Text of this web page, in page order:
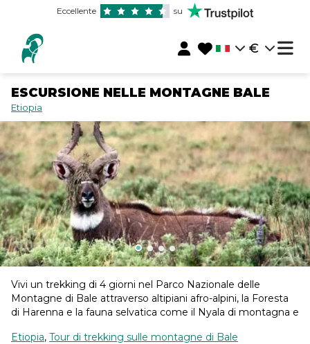
Eccellente su
€
ESCURSIONE NELLE MONTAGNE BALE
Etiopia
Vivi un trekking di 4 giorni nel Parco Nazionale delle
Montagne di Bale attraverso altipiani afro-alpini, la Foresta
di Harenna e la fauna selvatica come il Nyala di montagna e
Etiopia, Tour di trekking sulle montagne di Bale